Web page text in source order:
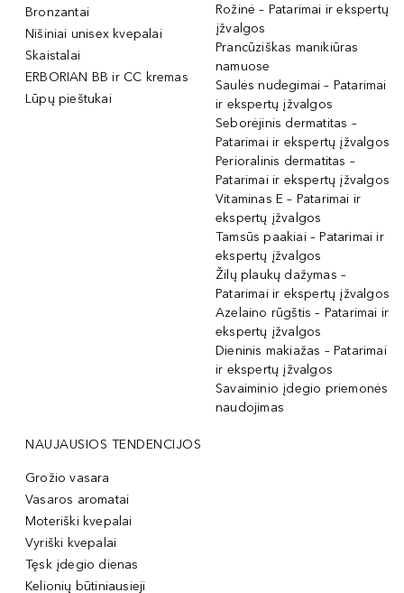
Bronzantai
Nišiniai unisex kvepalai
Skaistalai
ERBORIAN BB ir CC kremas
Lūpų pieštukai
Rožinė – Patarimai ir ekspertų
įžvalgos
Prancūziškas manikiūras
namuose
Saulės nudegimai – Patarimai
ir ekspertų įžvalgos
Seborėjinis dermatitas –
Patarimai ir ekspertų įžvalgos
Perioralinis dermatitas –
Patarimai ir ekspertų įžvalgos
Vitaminas E – Patarimai ir
ekspertų įžvalgos
Tamsūs paakiai – Patarimai ir
ekspertų įžvalgos
Žilų plaukų dažymas –
Patarimai ir ekspertų įžvalgos
Azelaino rūgštis – Patarimai ir
ekspertų įžvalgos
Dieninis makiažas – Patarimai
ir ekspertų įžvalgos
Savaiminio įdegio priemonės
naudojimas
NAUJAUSIOS TENDENCIJOS
Grožio vasara
Vasaros aromatai
Moteriški kvepalai
Vyriški kvepalai
Tęsk įdegio dienas
Kelionių būtiniausieji